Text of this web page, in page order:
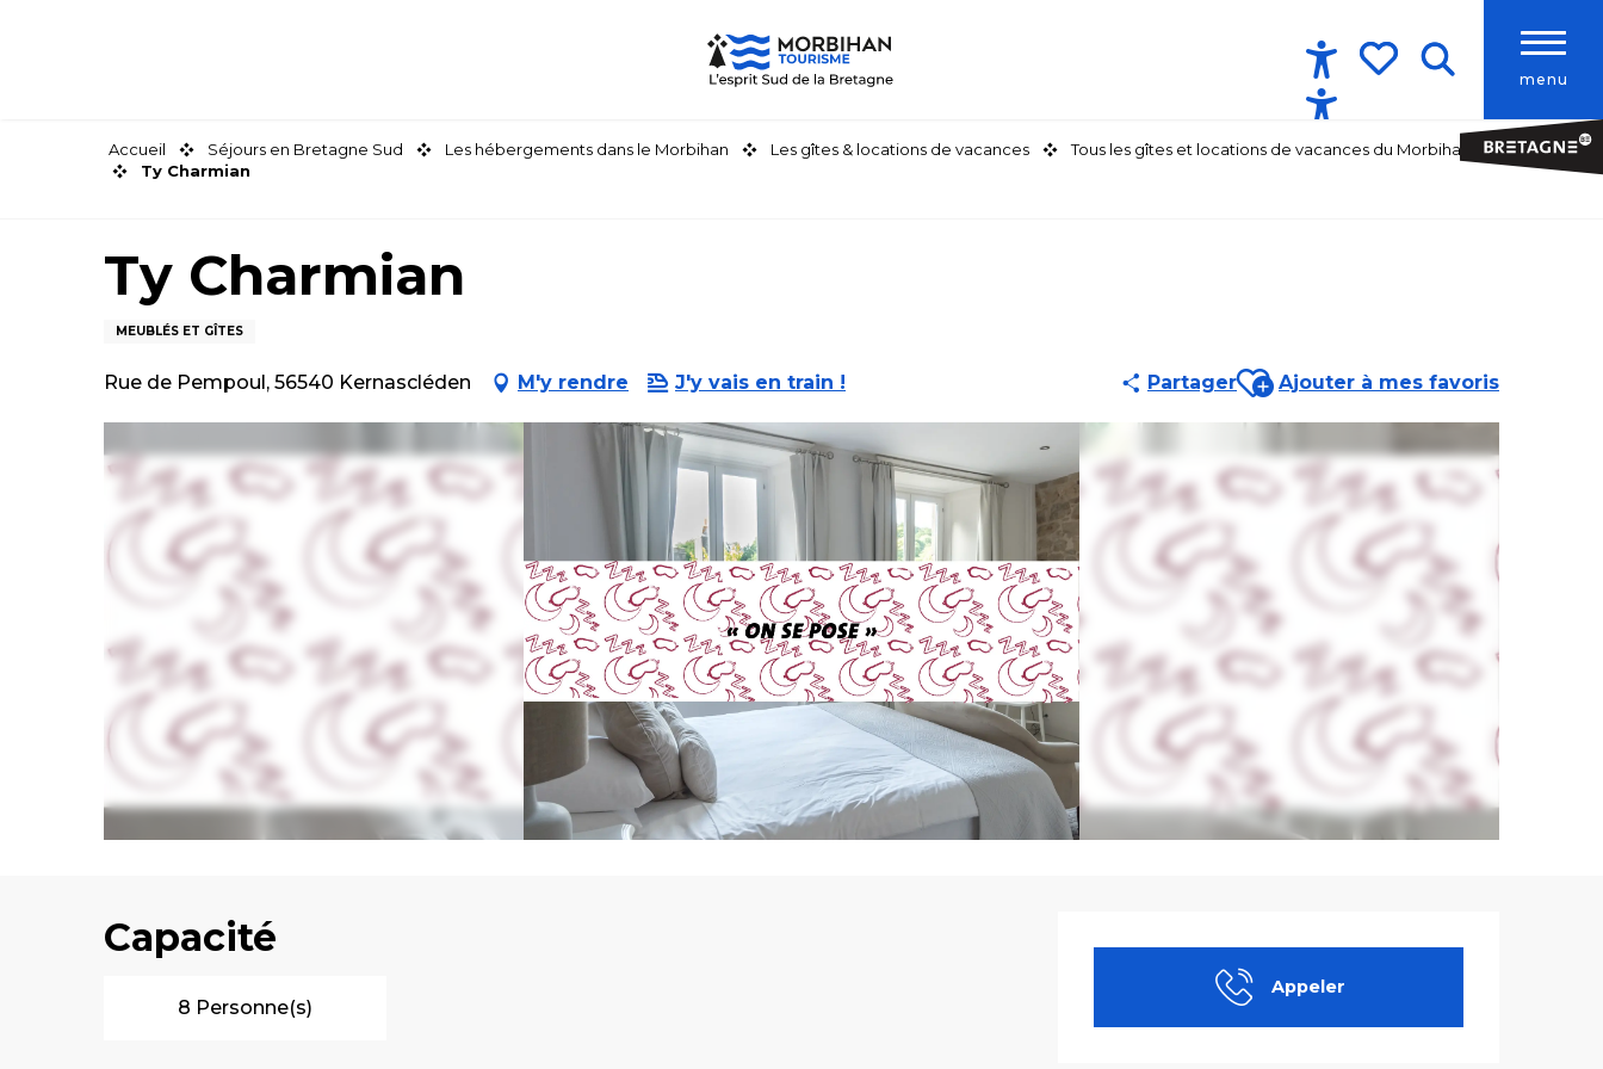
menu
Accessibilité
Accueil Séjours en Bretagne Sud Les hébergements dans le Morbihan Les gîtes & locations de vacances
Tous les gîtes et locations de vacances du Morbihan
Ty Charmian
Ty Charmian
MEUBLÉS ET GÎTES
Rue de Pempoul, 56540 Kernascléden M'y rendre J'y vais en train ! PartagerAjouter aux favoris
Ajouter à mes favoris
Ouverture et
Appeler
Capacité
8 Personne(s)